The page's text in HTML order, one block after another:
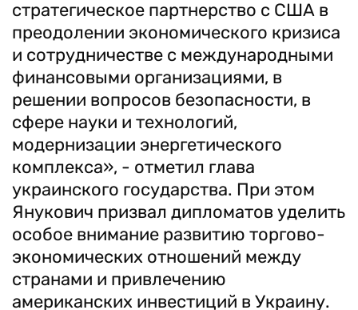
стратегическое партнерство с США в
преодолении экономического кризиса
и сотрудничестве с международными
финансовыми организациями, в
решении вопросов безопасности, в
сфере науки и технологий,
модернизации энергетического
комплекса», - отметил глава
украинского государства. При этом
Янукович призвал дипломатов уделить
особое внимание развитию торгово-
экономических отношений между
странами и привлечению
американских инвестиций в Украину.